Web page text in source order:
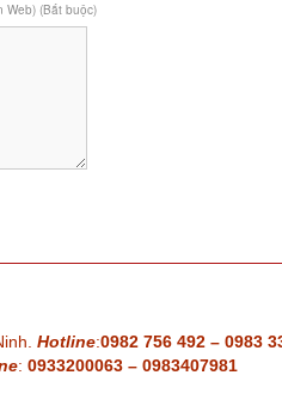
Web) (Bắt buộc)
Hotline:0982 756 492 – 0983
: 0933200063 – 0983407981